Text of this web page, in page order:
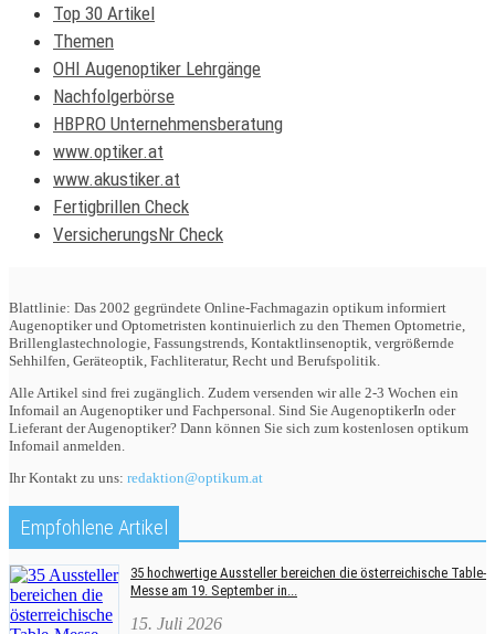
Top 30 Artikel
Themen
OHI Augenoptiker Lehrgänge
Nachfolgerbörse
HBPRO Unternehmensberatung
www.optiker.at
www.akustiker.at
Fertigbrillen Check
VersicherungsNr Check
Blattlinie: Das 2002 gegründete Online-Fachmagazin optikum informiert
Augenoptiker und Optometristen kontinuierlich zu den Themen Optometrie,
Brillenglastechnologie, Fassungstrends, Kontaktlinsenoptik, vergrößernde
Sehhilfen, Geräteoptik, Fachliteratur, Recht und Berufspolitik.
Alle Artikel sind frei zugänglich. Zudem versenden wir alle 2-3 Wochen ein
Infomail an Augenoptiker und Fachpersonal. Sind Sie AugenoptikerIn oder
Lieferant der Augenoptiker? Dann können Sie sich zum kostenlosen optikum
Infomail anmelden.
Ihr Kontakt zu uns: redaktion@optikum.at
Empfohlene Artikel
35 hochwertige Aussteller bereichen die österreichische Table-
Messe am 19. September in...
15. Juli 2026